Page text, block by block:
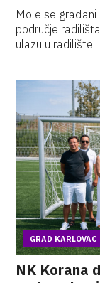
Mole se
područje
ulazu u radilište.
GRAD KARLOVAC
NK Korana